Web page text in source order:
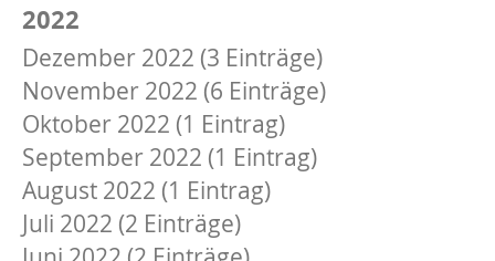
2022
Dezember 2022 (3 Einträge)
November 2022 (6 Einträge)
Oktober 2022 (1 Eintrag)
September 2022 (1 Eintrag)
August 2022 (1 Eintrag)
Juli 2022 (2 Einträge)